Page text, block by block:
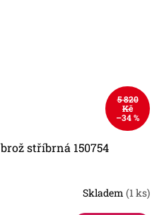
5 820
Kč
–34 %
stříbrná 150754
Skladem (1 ks)